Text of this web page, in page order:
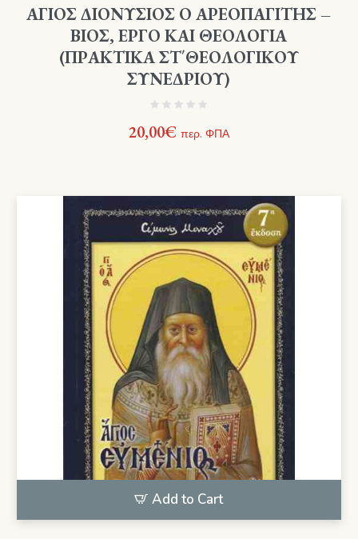
ΑΓΙΟΣ ΔΙΟΝΥΣΙΟΣ Ο ΑΡΕΟΠΑΓΙΤΗΣ –
ΒΙΟΣ, ΕΡΓΟ ΚΑΙ ΘΕΟΛΟΓΙΑ
(ΠΡΑΚΤΙΚΑ ΣΤ΄ΘΕΟΛΟΓΙΚΟΥ
ΣΥΝΕΔΡΙΟΥ)
20,00€ περ. ΦΠΑ
Add to Cart